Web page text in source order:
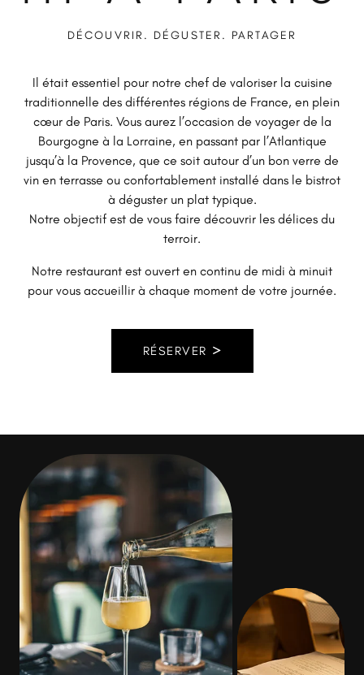
DÉCOUVRIR. DÉGUSTER. PARTAGER
Il était essentiel pour notre chef de valoriser la cuisine
traditionnelle des différentes régions de France, en plein
cœur de Paris. Vous aurez l’occasion de voyager de la
Bourgogne à la Lorraine, en passant par l’Atlantique
jusqu’à la Provence, que ce soit autour d’un bon verre de
vin en terrasse ou confortablement installé dans le bistrot
à déguster un plat typique.
Notre objectif est de vous faire découvrir les délices du
terroir.
Notre restaurant est ouvert en continu de midi à minuit
pour vous accueillir à chaque moment de votre journée.
RÉSERVER